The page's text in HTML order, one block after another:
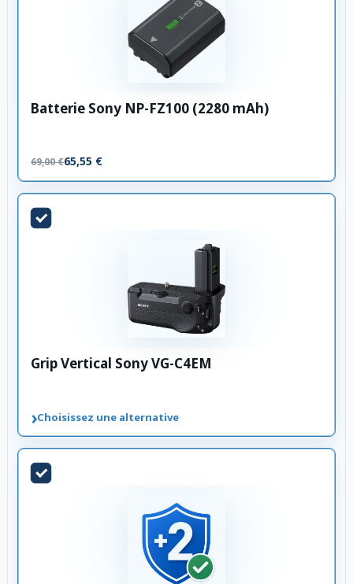
Batterie Sony NP-FZ100 (2280 mAh)
69,00 €65,55 €
Grip Vertical Sony VG-C4EM
›Choisissez une alternative